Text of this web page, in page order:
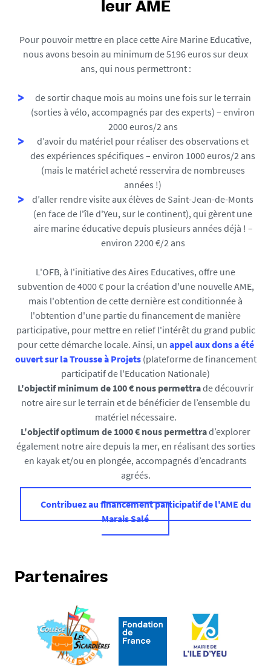
leur AME
Pour pouvoir mettre en place cette Aire Marine Educative,
nous avons besoin au minimum de 5196 euros sur deux
ans, qui nous permettront :
de sortir chaque mois au moins une fois sur le terrain
(sorties à vélo, accompagnés par des experts) – environ
2000 euros/2 ans
d’avoir du matériel pour réaliser des observations et
des expériences spécifiques – environ 1000 euros/2 ans
(mais le matériel acheté resservira de nombreuses
années !)
d’aller rendre visite aux élèves de Saint-Jean-de-Monts
(en face de l'île d'Yeu, sur le continent), qui gèrent une
aire marine éducative depuis plusieurs années déjà ! –
environ 2200 €/2 ans
L'OFB, à l'initiative des Aires Educatives, offre une
subvention de 4000 € pour la création d'une nouvelle AME,
mais l'obtention de cette dernière est conditionnée à
l'obtention d'une partie du financement de manière
participative, pour mettre en relief l'intérêt du grand public
pour cette démarche locale. Ainsi, un appel aux dons a été
ouvert sur la Trousse à Projets(plateforme de financement
participatif de l'Education Nationale)
L'objectif minimum de 100 € nous permettrade découvrir
notre aire sur le terrain et de bénéficier de l’ensemble du
matériel nécessaire.
L'objectif optimum de 1000 € nous permettrad’explorer
également notre aire depuis la mer, en réalisant des sorties
en kayak et/ou en plongée, accompagnés d’encadrants
agréés.
Contribuez au financement participatif de l'AME du
Marais Salé
Partenaires